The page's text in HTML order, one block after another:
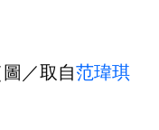
／取自范瑋琪